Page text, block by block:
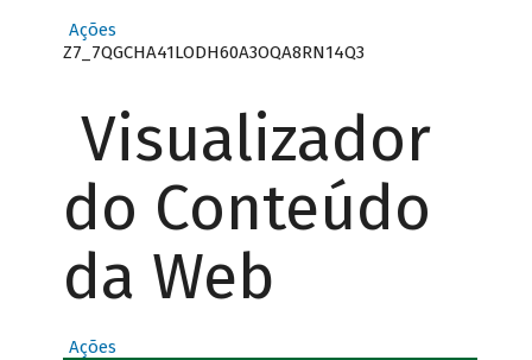
Ações
Z7_7QGCHA41LODH60A3OQA8RN14Q3
Visualizador
do Conteúdo
da Web
Ações